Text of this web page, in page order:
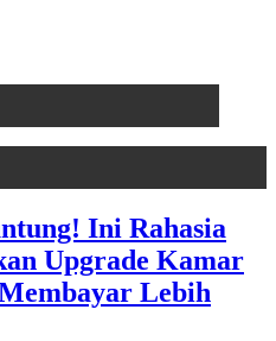
Ini Rahasia
Upgrade Kamar
Lebih